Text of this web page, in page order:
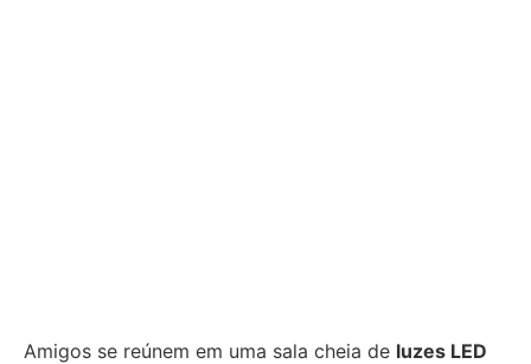
Amigos se reúnem em uma sala cheia de luzes LED